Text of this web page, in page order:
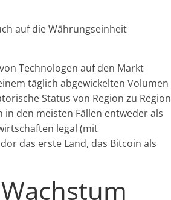
auf die Währungseinheit
Technologen auf den Markt
täglich abgewickelten Volumen
Status von Region zu Region
den meisten Fällen entweder als
legal (mit
das erste Land, das Bitcoin als